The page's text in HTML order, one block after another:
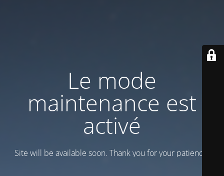
Le mode
maintenance est
activé
Site will be available soon. Thank you for your patience!